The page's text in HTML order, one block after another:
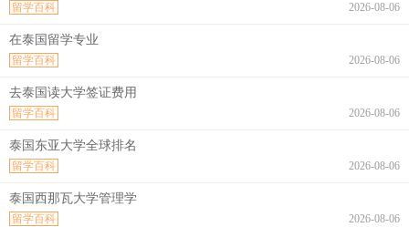
2026-08-06
留学百科
在泰国留学专业
2026-08-06
留学百科
去泰国读大学签证费用
2026-08-06
留学百科
泰国东亚大学全球排名
2026-08-06
留学百科
泰国西那瓦大学管理学
2026-08-06
留学百科